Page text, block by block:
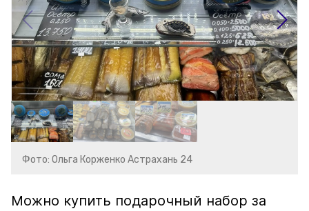
Фото: Ольга Корженко Астрахань 24
Можно купить подарочный набор за